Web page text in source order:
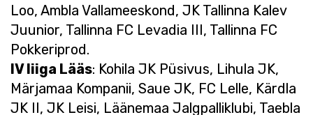
Loo, Ambla Vallameeskond, JK Tallinna Kalev
Juunior, Tallinna FC Levadia III, Tallinna FC
Pokkeriprod.
IV liiga Lääs: Kohila JK Püsivus, Lihula JK,
Märjamaa Kompanii, Saue JK, FC Lelle, Kärdla
JK II, JK Leisi, Läänemaa Jalgpalliklubi, Taebla